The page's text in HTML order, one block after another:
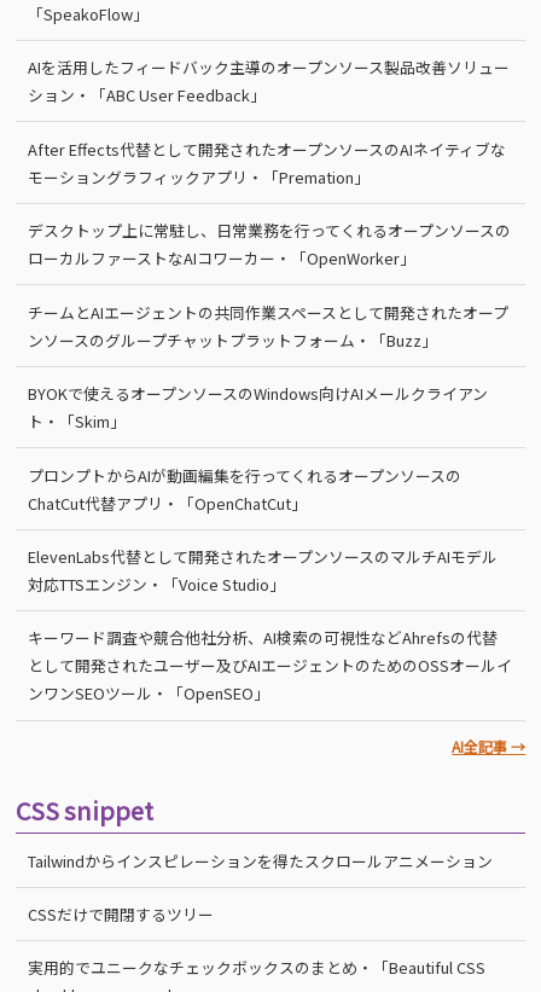
「SpeakoFlow」
AIを活用したフィードバック主導のオープンソース製品改善ソリュー
ション・「ABC User Feedback」
After Effects代替として開発されたオープンソースのAIネイティブな
モーショングラフィックアプリ・「Premation」
デスクトップ上に常駐し、日常業務を行ってくれるオープンソースの
ローカルファーストなAIコワーカー・「OpenWorker」
チームとAIエージェントの共同作業スペースとして開発されたオープ
ンソースのグループチャットプラットフォーム・「Buzz」
BYOKで使えるオープンソースのWindows向けAIメールクライアン
ト・「Skim」
プロンプトからAIが動画編集を行ってくれるオープンソースの
ChatCut代替アプリ・「OpenChatCut」
ElevenLabs代替として開発されたオープンソースのマルチAIモデル
対応TTSエンジン・「Voice Studio」
キーワード調査や競合他社分析、AI検索の可視性などAhrefsの代替
として開発されたユーザー及びAIエージェントのためのOSSオールイ
ンワンSEOツール・「OpenSEO」
AI全記事 →
CSS snippet
Tailwindからインスピレーションを得たスクロールアニメーション
CSSだけで開閉するツリー
実用的でユニークなチェックボックスのまとめ・「Beautiful CSS